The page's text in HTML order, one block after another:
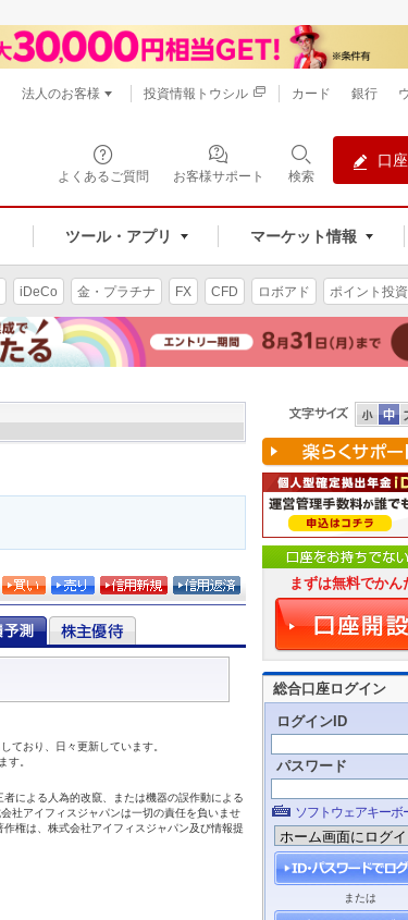
よくあるご質問 お客様サポート 検索
口
ツール・アプリ マーケット情報
法人のお客様 投資情報トウシル カード 銀行
iDeCo 金・プラチナ FX CFD ロボアド ポイント投資
まずは無料でかん
総合口座ログイン
ログインID
パスワード
ソフトウェアキーボ
または